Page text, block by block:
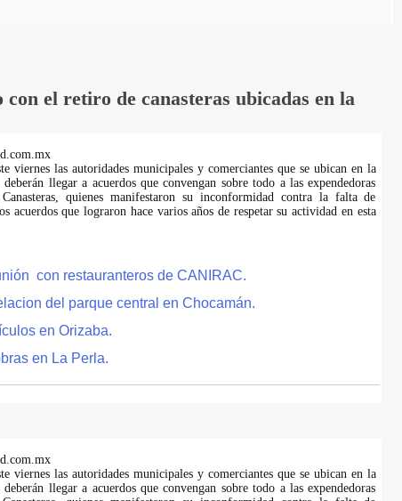
el retiro de canasteras ubicadas en la
viernes las autoridades municipales y comerciantes que se ubican en la
llegar a acuerdos que convengan sobre todo a las expendedoras
quienes manifestaron su inconformidad contra la falta de
acuerdos que lograron hace varios años de respetar su actividad en esta
con restauranteros de CANIRAC.
del parque central en Chocamán.
en Orizaba.
en La Perla.
viernes las autoridades municipales y comerciantes que se ubican en la
llegar a acuerdos que convengan sobre todo a las expendedoras